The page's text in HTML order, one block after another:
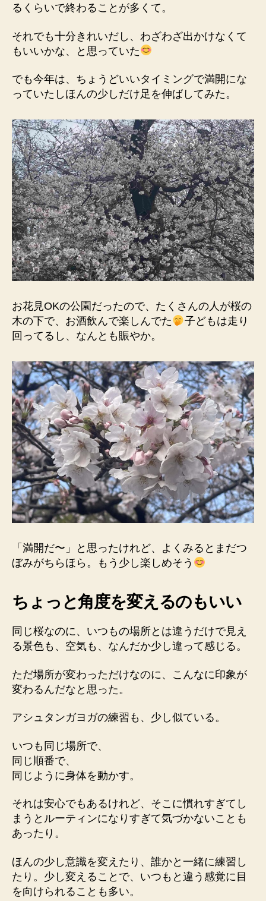
るくらいで終わることが多くて。
それでも十分きれいだし、わざわざ出かけなくて
もいいかな、と思っていた
でも今年は、ちょうどいいタイミングで満開にな
っていたしほんの少しだけ足を伸ばしてみた。
お花見OKの公園だったので、たくさんの人が桜の
木の下で、お酒飲んで楽しんでた
子どもは走り
回ってるし、なんとも賑やか。
「満開だ〜」と思ったけれど、よくみるとまだつ
ぼみがちらほら。もう少し楽しめそう
ちょっと角度を変えるのもいい
同じ桜なのに、いつもの場所とは違うだけで見え
る景色も、空気も、なんだか少し違って感じる。
ただ場所が変わっただけなのに、こんなに印象が
変わるんだなと思った。
アシュタンガヨガの練習も、少し似ている。
いつも同じ場所で、
同じ順番で、
同じように身体を動かす。
それは安心でもあるけれど、そこに慣れすぎてし
まうとルーティンになりすぎて気づかないことも
あったり。
ほんの少し意識を変えたり、誰かと一緒に練習し
たり。少し変えることで、いつもと違う感覚に目
を向けられることも多い。